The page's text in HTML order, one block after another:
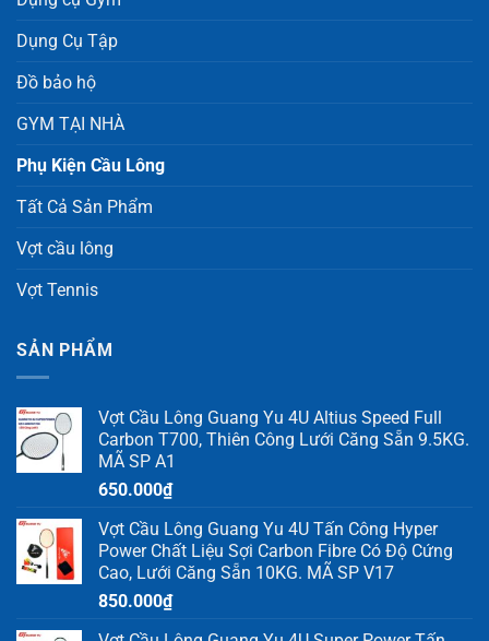
Dụng Cụ Tập
Đồ bảo hộ
GYM TẠI NHÀ
Phụ Kiện Cầu Lông
Tất Cả Sản Phẩm
Vợt cầu lông
Vợt Tennis
SẢN PHẨM
Vợt Cầu Lông Guang Yu 4U Altius Speed Full
Carbon T700, Thiên Công Lưới Căng Sẵn 9.5KG.
MÃ SP A1
650.000₫
Vợt Cầu Lông Guang Yu 4U Tấn Công Hyper
Power Chất Liệu Sợi Carbon Fibre Có Độ Cứng
Cao, Lưới Căng Sẵn 10KG. MÃ SP V17
850.000₫